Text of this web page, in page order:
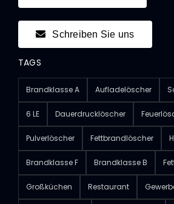
Schreiben Sie uns
TAGS
Brandklasse A Aufladelöscher
6 LE Dauerdrucklöscher
Pulverlöscher Fettbrandlöscher
Brandklasse F Brandklasse B
Großküchen Restaurant